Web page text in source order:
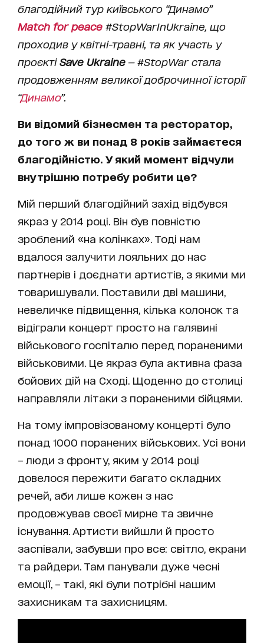
благодійний тур київського “Динамо”
Match for peace #StopWarInUkraine, що
проходив у квітні-травні, та як участь у
проєкті Save Ukraine — #StopWar стала
продовженням великої доброчинної історії
“Динамо”.
Ви відомий бізнесмен та ресторатор,
до того ж ви понад 8 років займаєтеся
благодійністю. У який момент відчули
внутрішню потребу робити це?
Мій перший благодійний захід відбувся
якраз у 2014 році. Він був повністю
зроблений «на колінках». Тоді нам
вдалося залучити лояльних до нас
партнерів і доєднати артистів, з якими ми
товаришували. Поставили дві машини,
невеличке підвищення, кілька колонок та
відіграли концерт просто на галявині
військового госпіталю перед пораненими
військовими. Це якраз була активна фаза
бойових дій на Сході. Щоденно до столиці
направляли літаки з пораненими бійцями.
На тому імпровізованому концерті було
понад 1000 поранених військових. Усі вони
– люди з фронту, яким у 2014 році
довелося пережити багато складних
речей, аби лише кожен з нас
продовжував своєї мирне та звичне
існування. Артисти вийшли й просто
заспівали, забувши про все: світло, екрани
та райдери. Там панували дуже чесні
емоції, – такі, які були потрібні нашим
захисникам та захисницям.